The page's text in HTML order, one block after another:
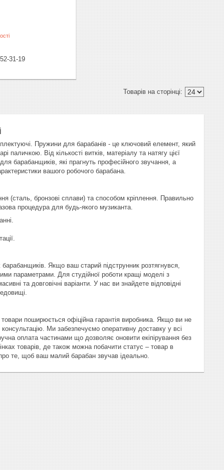
31-19
Пружини для барабанів - це ключовий елемент, який
паличкою. Від кількості витків, матеріалу та натягу цієї
барабанщиків, які прагнуть професійного звучання, а
вашого робочого барабана.
(сталь, бронзові сплави) та способом кріплення. Правильно
процедура для будь-якого музиканта.
барабанщиків. Якщо ваш старий підструнник розтягнувся,
параметрами. Для студійної роботи кращі моделі з
та довговічні варіанти. У нас ви знайдете відповідні
поширюється офіційна гарантія виробника. Якщо ви не
Ми забезпечуємо оперативну доставку у всі
оплата частинами що дозволяє оновити екіпірування без
товарів, де також можна побачити статус – товар в
те, щоб ваш малий барабан звучав ідеально.